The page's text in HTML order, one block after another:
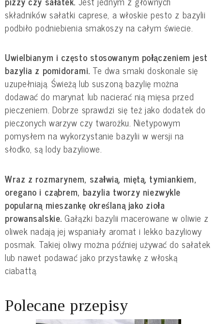
składników sałatki caprese, a włoskie pesto z bazylii
podbiło podniebienia smakoszy na całym świecie.
Uwielbianym i często stosowanym połączeniem jest
bazylia z pomidorami. Te dwa smaki doskonale się
uzupełniają. Świeżą lub suszoną bazylię można
dodawać do marynat lub nacierać nią mięsa przed
pieczeniem. Dobrze sprawdzi się też jako dodatek do
pieczonych warzyw czy twarożku. Nietypowym
pomysłem na wykorzystanie bazylii w wersji na
słodko, są lody bazyliowe.
Wraz z rozmarynem, szałwią, miętą, tymiankiem,
oregano i cząbrem, bazylia tworzy niezwykle
popularną mieszankę określaną jako zioła
prowansalskie. Gałązki bazylii macerowane w oliwie z
oliwek nadają jej wspaniały aromat i lekko bazyliowy
posmak. Takiej oliwy można później używać do sałatek
lub nawet podawać jako przystawkę z włoską
ciabattą.
Polecane przepisy